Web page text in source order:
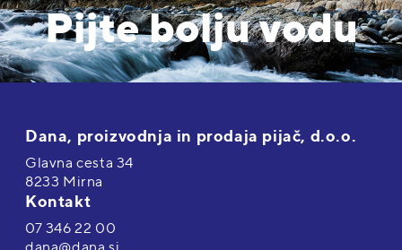
Pijte bolju vodu
Dana, proizvodnja in prodaja pijač, d.o.o.
Glavna cesta 34
8233 Mirna
Kontakt
07 346 22 00